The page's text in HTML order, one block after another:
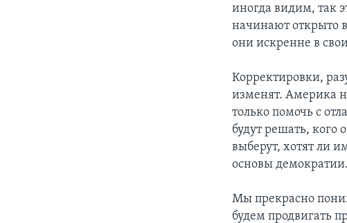
иногда видим, так
начинают открыто
они искренне в
Корректировки,
изменят. Америка
только помочь с
будут решать, кого
выберут, хотят ли
основы демократии.
Мы прекрасно
будем продвигать